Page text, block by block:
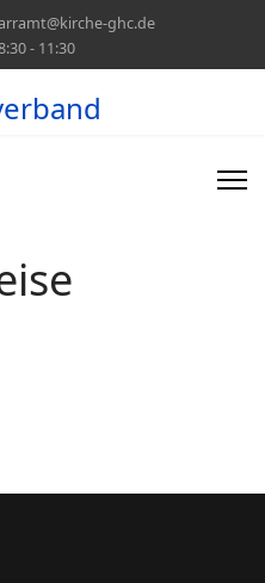
ghc.de
- 11:30